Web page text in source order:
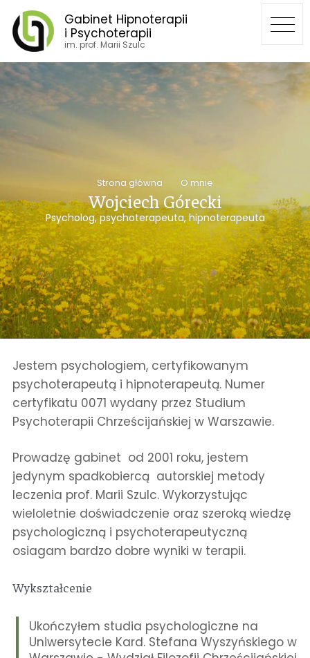
Gabinet Hipnoterapii
i Psychoterapii
im. prof. Marii Szulc
Strona główna O mnie
Wojciech Górecki
Psycholog, psychoterapeuta, hipnoterapeuta
Jestem psychologiem, certyfikowanym
psychoterapeutą i hipnoterapeutą. Numer
certyfikatu 0071 wydany przez Studium
Psychoterapii Chrześcijańskiej w Warszawie.
Prowadzę gabinet od 2001 roku, jestem
jedynym spadkobiercą autorskiej metody
leczenia prof. Marii Szulc. Wykorzystując
wieloletnie doświadczenie oraz szeroką wiedzę
psychologiczną i psychoterapeutyczną
osiagam bardzo dobre wyniki w terapii.
Wykształcenie
Ukończyłem studia psychologiczne na
Uniwersytecie Kard. Stefana Wyszyńskiego w